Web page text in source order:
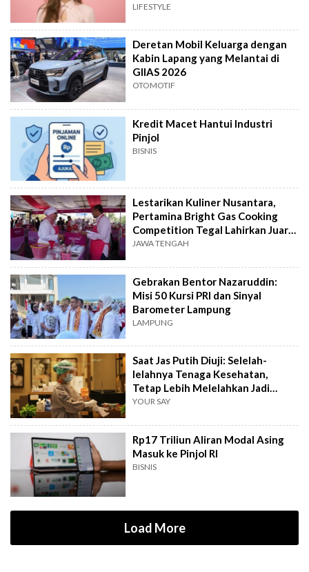
LIFESTYLE
Deretan Mobil Keluarga dengan
Kabin Lapang yang Melantai di
GIIAS 2026
OTOMOTIF
Kredit Macet Hantui Industri
Pinjol
BISNIS
Lestarikan Kuliner Nusantara,
Pertamina Bright Gas Cooking
Competition Tegal Lahirkan Juara
Baru
JAWA TENGAH
Gebrakan Bentor Nazaruddin:
Misi 50 Kursi PRI dan Sinyal
Barometer Lampung
LAMPUNG
Saat Jas Putih Diuji: Selelah-
lelahnya Tenaga Kesehatan,
Tetap Lebih Melelahkan Jadi
Pasien
YOUR SAY
Rp17 Triliun Aliran Modal Asing
Masuk ke Pinjol RI
BISNIS
Load More